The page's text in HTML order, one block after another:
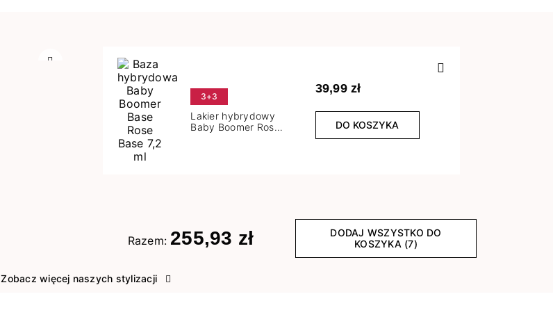
3+3
Lakier hybrydowy
Baby Boomer Rose
39,99 zł
DO KOSZYKA
Razem: 255,93 zł
DODAJ WSZYSTKO DO
KOSZYKA (7)
Zobacz więcej naszych stylizacji